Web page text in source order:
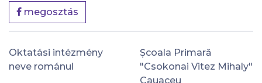
megosztás
Oktatási intézmény
neve románul
Școala Primară
"Csokonai Vitez Mihaly"
Cauaceu